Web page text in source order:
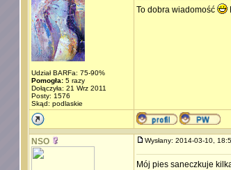
Udział BARFa: 75-90%
Pomogła: 5 razy
Dołączyła: 21 Wrz 2011
Posty: 1576
Skąd: podlaskie
To dobra wiadomość
NSO Wysłany: 2014-03-10,
Mój pies saneczkuje